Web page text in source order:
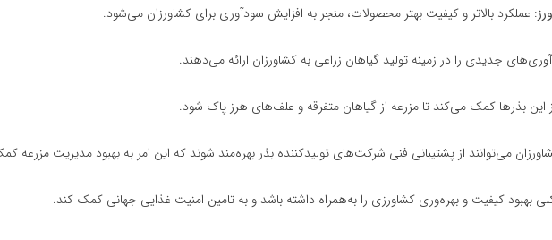
: عملکرد بالاتر و کیفیت بهتر محصولات، منجر به افزایش سودآوری برای کشاورزان می‌شود.
جدیدی را در زمینه تولید گیاهان زراعی به کشاورزان ارائه می‌دهند.
این بذرها کمک می‌کند تا مزرعه از گیاهان متفرقه و علف‌های هرز پاک شود.
می‌توانند از پشتیبانی فنی شرکت‌های تولیدکننده بذر بهره‌مند شوند که این امر به بهبود مدیریت مزرعه
بهبود کیفیت و بهره‌وری کشاورزی را به‌همراه داشته باشد و به تامین امنیت غذایی جهانی کمک کند.